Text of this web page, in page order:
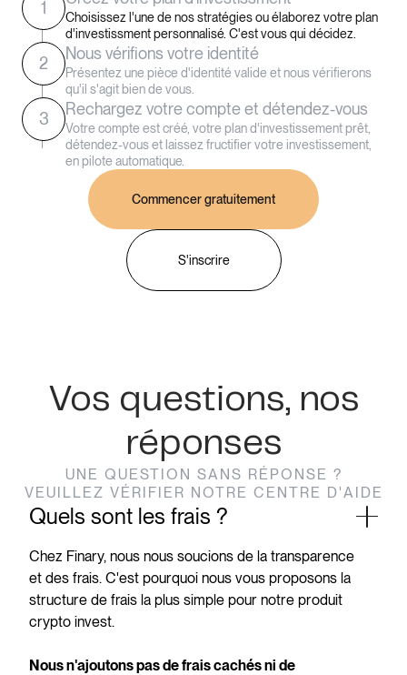
1
Choisissez l'une de nos stratégies ou élaborez votre plan
d'investissment personnalisé. C'est vous qui décidez.
2
Nous vérifions votre identité
Présentez une pièce d'identité valide et nous vérifierons
qu'il s'agit bien de vous.
3
Rechargez votre compte et détendez-vous
Votre compte est créé, votre plan d'investissement prêt,
détendez-vous et laissez fructifier votre investissement,
en pilote automatique.
Commencer gratuitement
S'inscrire
Vos questions, nos
réponses
UNE QUESTION SANS RÉPONSE ?
VEUILLEZ VÉRIFIER NOTRE CENTRE D'AIDE
Quels sont les frais ?
Chez Finary, nous nous soucions de la transparence
et des frais. C'est pourquoi nous vous proposons la
structure de frais la plus simple pour notre produit
crypto invest.
Nous n'ajoutons pas de frais cachés ni de